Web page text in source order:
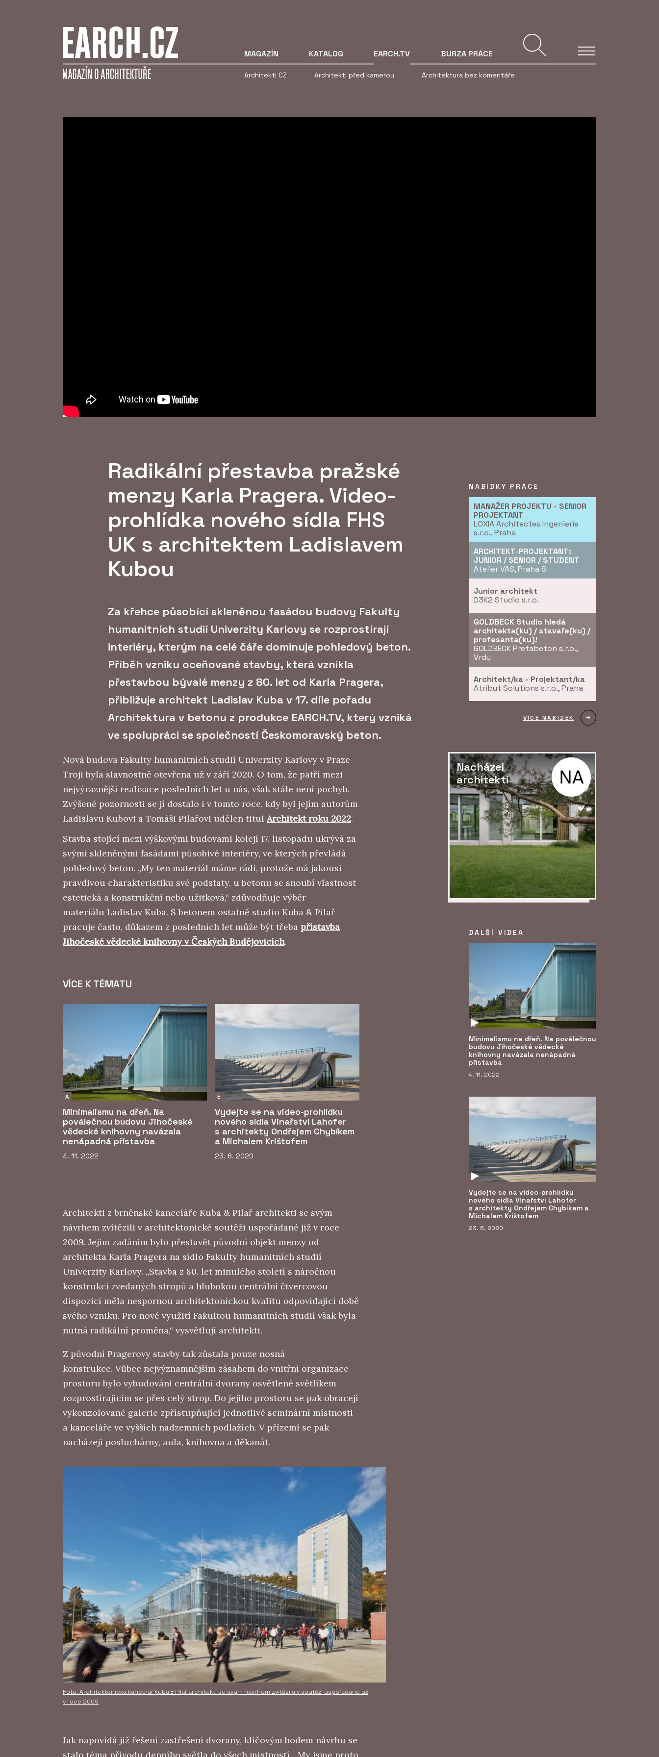
MAGAZÍN KATALOG EARCH.TV
Architekti CZ Architekti před kamerou Architektura bez komentáře
BURZA PRÁCE
Radikální přestavba pražské
menzy Karla Pragera. Video-
prohlídka nového sídla FHS
UK s architektem Ladislavem
Kubou
Za křehce působící skleněnou fasádou budovy Fakulty
humanitních studií Univerzity Karlovy se rozprostírají
interiéry, kterým na celé čáře dominuje pohledový beton.
Příběh vzniku oceňované stavby, která vznikla
přestavbou bývalé menzy z 80. let od Karla Pragera,
přibližuje architekt Ladislav Kuba v 17. díle pořadu
Architektura v betonu z produkce EARCH.TV, který vzniká
ve spolupráci se společností Českomoravský beton.
Nová budova Fakulty humanitních studií Univerzity Karlovy v Praze-
Troji byla slavnostně otevřena už v září 2020. O tom, že patří mezi
nejvýraznější realizace posledních let u nás, však stále není pochyb.
Zvýšené pozornosti se jí dostalo i v tomto roce, kdy byl jejím autorům
Ladislavu Kubovi a Tomáši Pilařovi udělen titul Architekt roku 2022.
Stavba stojící mezi výškovými budovami kolejí 17. listopadu ukrývá za
svými skleněnými fasádami působivé interiéry, ve kterých převládá
pohledový beton. „My ten materiál máme rádi, protože má jakousi
pravdivou charakteristiku své podstaty, u betonu se snoubí vlastnost
estetická a konstrukční nebo užitková,“ zdůvodňuje výběr
materiálu Ladislav Kuba. S betonem ostatně studio Kuba & Pilař
pracuje často, důkazem z posledních let může být třeba přístavba
Jihočeské vědecké knihovny v Českých Budějovicích.
VÍCE K TÉMATU
A
Minimalismu na dřeň. Na
poválečnou budovu Jihočeské
vědecké knihovny navázala
nenápadná přístavba
4. 11. 2022
E
Vydejte se na video-prohlídku
nového sídla Vinařství Lahofer
s architekty Ondřejem Chybíkem
a Michalem Krištofem
23. 6. 2020
Architekti z brněnské kanceláře Kuba & Pilař architekti se svým
návrhem zvítězili v architektonické soutěži uspořádané již v roce
2009. Jejím zadáním bylo přestavět původní objekt menzy od
architekta Karla Pragera na sídlo Fakulty humanitních studií
Univerzity Karlovy. „Stavba z 80. let minulého století s náročnou
konstrukcí zvedaných stropů a hlubokou centrální čtvercovou
dispozicí měla nespornou architektonickou kvalitu odpovídající době
svého vzniku. Pro nové využití Fakultou humanitních studií však byla
nutná radikální proměna,“ vysvětlují architekti.
Z původní Pragerovy stavby tak zůstala pouze nosná
konstrukce. Vůbec nejvýznamnějším zásahem do vnitřní organizace
prostoru bylo vybudování centrální dvorany osvětlené světlíkem
rozprostírajícím se přes celý strop. Do jejího prostoru se pak obracejí
vykonzolované galerie zpřístupňující jednotlivé seminární místnosti
a kanceláře ve vyšších nadzemních podlažích. V přízemí se pak
nacházejí posluchárny, aula, knihovna a děkanát.
Foto: Architektonická kancelář Kuba & Pilař architekti se svým návrhem zvítězila v soutěži uspořádané už
v roce 2009
Jak napovídá již řešení zastřešení dvorany, klíčovým bodem návrhu se
stalo téma přívodu denního světla do všech místností. „My jsme proto
NABÍDKY PRÁCE
MANAŽER PROJEKTU - SENIOR
PROJEKTANT
LOXIA Architectes Ingenierie
s.r.o., Praha
ARCHITEKT-PROJEKTANT:
JUNIOR / SENIOR / STUDENT
Atelier VAS, Praha 6
Junior architekt
D3K2 Studio s.r.o.
GOLDBECK Studio hledá
architekta(ku) / stavaře(ku) /
profesanta(ku)!
GOLDBECK Prefabeton s.r.o.,
Vrdy
Architekt/ka - Projektant/ka
Atribut Solutions s.r.o., Praha
VÍCE NABÍDEK
Nacházel
architekti
DALŠÍ VIDEA
A
Minimalismu na dřeň. Na poválečnou
budovu Jihočeské vědecké
knihovny navázala nenápadná
přístavba
4. 11. 2022
E
Vydejte se na video-prohlídku
nového sídla Vinařství Lahofer
s architekty Ondřejem Chybíkem a
Michalem Krištofem
23. 6. 2020